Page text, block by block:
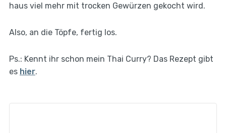
haus viel mehr mit trocken Gewürzen gekocht wird.
Also, an die Töpfe, fertig los.
Ps.: Kennt ihr schon mein Thai Curry? Das Rezept gibt
es hier.